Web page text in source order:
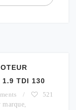
1.9 TDI 130
/
521
marque,